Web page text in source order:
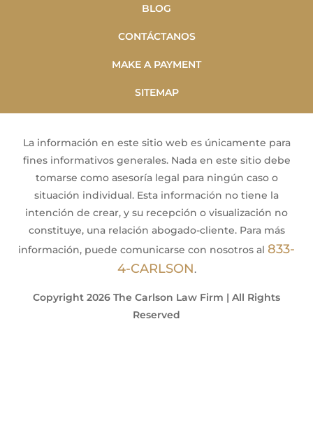
BLOG
CONTÁCTANOS
MAKE A PAYMENT
SITEMAP
La información en este sitio web es únicamente para
fines informativos generales. Nada en este sitio debe
tomarse como asesoría legal para ningún caso o
situación individual. Esta información no tiene la
intención de crear, y su recepción o visualización no
constituye, una relación abogado-cliente. Para más
información, puede comunicarse con nosotros al 833-
4-CARLSON.
Copyright 2026 The Carlson Law Firm | All Rights
Reserved